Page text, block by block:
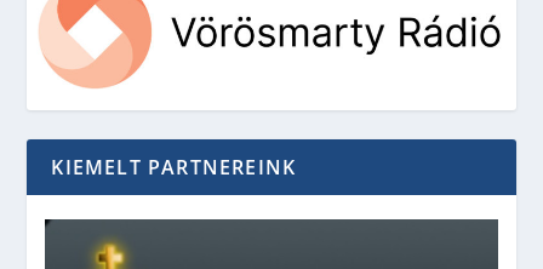
KIEMELT PARTNEREINK